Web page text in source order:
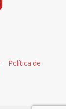
- Política de